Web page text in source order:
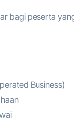
bagi peserta
Business)